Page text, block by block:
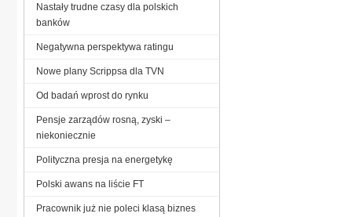
Nastały trudne czasy dla polskich
banków
Negatywna perspektywa ratingu
Nowe plany Scrippsa dla TVN
Od badań wprost do rynku
Pensje zarządów rosną, zyski –
niekoniecznie
Polityczna presja na energetykę
Polski awans na liście FT
Pracownik już nie poleci klasą biznes